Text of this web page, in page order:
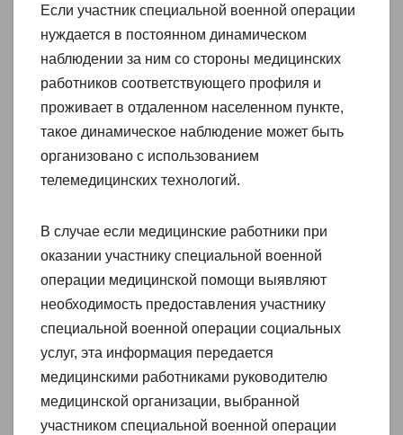
Если участник специальной военной операции
нуждается в постоянном динамическом
наблюдении за ним со стороны медицинских
работников соответствующего профиля и
проживает в отдаленном населенном пункте,
такое динамическое наблюдение может быть
организовано с использованием
телемедицинских технологий.
В случае если медицинские работники при
оказании участнику специальной военной
операции медицинской помощи выявляют
необходимость предоставления участнику
специальной военной операции социальных
услуг, эта информация передается
медицинскими работниками руководителю
медицинской организации, выбранной
участником специальной военной операции